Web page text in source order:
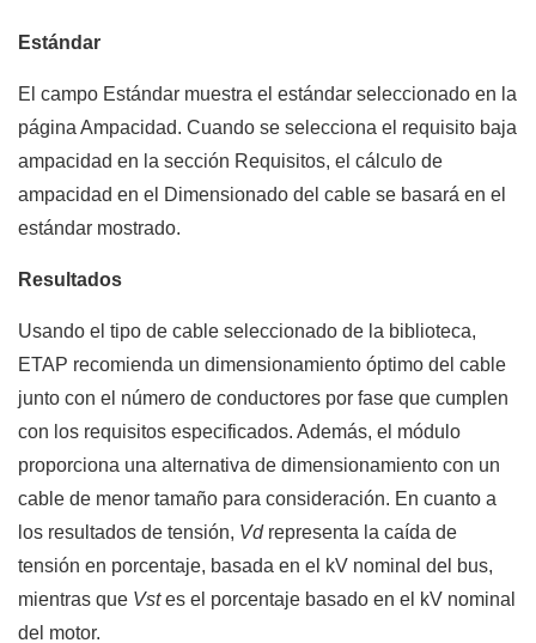
Estándar
El campo Estándar muestra el estándar seleccionado en la
página Ampacidad. Cuando se selecciona el requisito baja
ampacidad en la sección Requisitos, el cálculo de
ampacidad en el Dimensionado del cable se basará en el
estándar mostrado.
Resultados
Usando el tipo de cable seleccionado de la biblioteca,
ETAP recomienda un dimensionamiento óptimo del cable
junto con el número de conductores por fase que cumplen
con los requisitos especificados. Además, el módulo
proporciona una alternativa de dimensionamiento con un
cable de menor tamaño para consideración. En cuanto a
los resultados de tensión, Vd representa la caída de
tensión en porcentaje, basada en el kV nominal del bus,
mientras que Vstes el porcentaje basado en el kV nominal
del motor.